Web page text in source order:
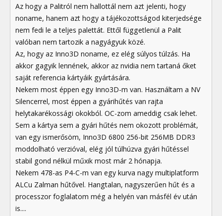
Az hogy a Palitról nem hallottál nem azt jelenti, hogy
noname, hanem azt hogy a tájékozottságod kiterjedsége
nem fedi le a teljes palettát. Ettől függetlenül a Palit
valóban nem tartozik a nagyágyuk közé.
Az, hogy az Inno3D noname, ez elég súlyos túlzás. Ha
akkor gagyik lennének, akkor az nvidia nem tartaná őket
saját referencia kártyáik gyártására.
Nekem most éppen egy Inno3D-m van. Használtam a NV
Silencerrel, most éppen a gyárihűtés van rajta
helytakarékossági okokból. OC-zom ameddig csak lehet.
Sem a kártya sem a gyári hűtés nem okozott problémát,
van egy ismerősöm, Inno3D 6800 256-bit 256MB DDR3
moddolható verzióval, elég jól túlhúzva gyári hűtéssel
stabil gond nélkül műxik most már 2 hónapja.
Nekem 478-as P4-C-m van egy kurva nagy multiplatform
ALCu Zalman hűtővel. Hangtalan, nagyszerűen hűt és a
processzor foglalatom még a helyén van másfél év után
is....